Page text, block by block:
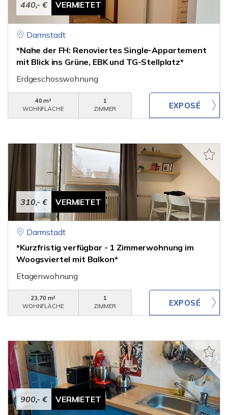
440,- € VERMIETET
Darmstadt
*Nahe der FH: Renoviertes Single-Appartement
mit Blick ins Grüne, EBK und TG-Stellplatz*
Erdgeschosswohnung
40 m²
WOHNFLÄCHE
1
ZIMMER
310,- € VERMIETET
Darmstadt
*Kurzfristig verfügbar - 1 Zimmerwohnung im
Woogsviertel mit Balkon*
Etagenwohnung
23,70 m²
WOHNFLÄCHE
1
ZIMMER
900,- € VERMIETET